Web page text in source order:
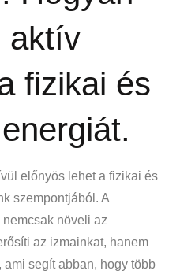
aktív
fizikai és
előnyös lehet a fizikai és
szempontjából. A
növeli az
az izmainkat, hanem
segít abban, hogy több